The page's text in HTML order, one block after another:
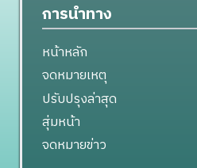
การนำทาง
หน้าหลัก
จดหมายเหตุ
ปรับปรุงล่าสุด
สุ่มหน้า
จดหมายข่าว